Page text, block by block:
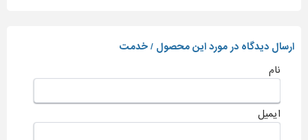
ارسال دیدگاه در مورد این محصول / خدمت
نام
ایمیل